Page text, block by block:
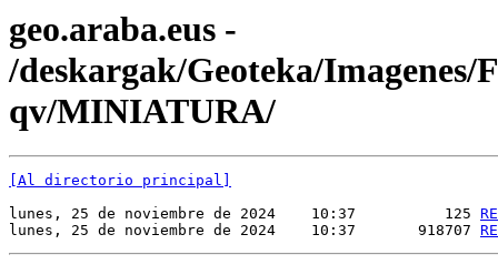
geo.araba.eus -
/deskargak/Geoteka/Imagenes/
qv/MINIATURA/
[Al directorio principal]
lunes, 25 de noviembre de 2024    10:37          125
lunes, 25 de noviembre de 2024    10:37       918707